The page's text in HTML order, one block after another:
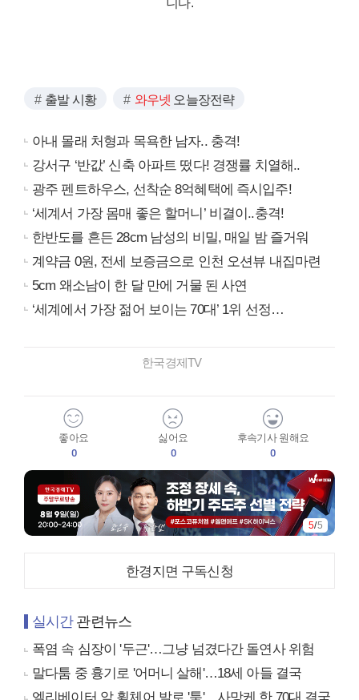
출발 시황 와우넷 오늘장전략
아내 몰래 처형과 목욕한 남자.. 충격!
강서구 ‘반값’ 신축 아파트 떴다! 경쟁률 치열해..
광주 펜트하우스, 선착순 8억혜택에 즉시입주!
‘세계서 가장 몸매 좋은 할머니’ 비결이..충격!
한반도를 흔든 28cm 남성의 비밀, 매일 밤 즐거워
계약금 0원, 전세 보증금으로 인천 오션뷰 내집마련
5cm 왜소남이 한 달 만에 거물 된 사연
‘세계에서 가장 젊어 보이는 70대’ 1위 선정…
한국경제TV
좋아요
0
싫어요
0
후속기사 원해요
0
1/5
한경지면 구독신청
실시간관련뉴스
폭염 속 심장이 '두근'…그냥 넘겼다간 돌연사 위험
말다툼 중 흉기로 '어머니 살해'…18세 아들 결국